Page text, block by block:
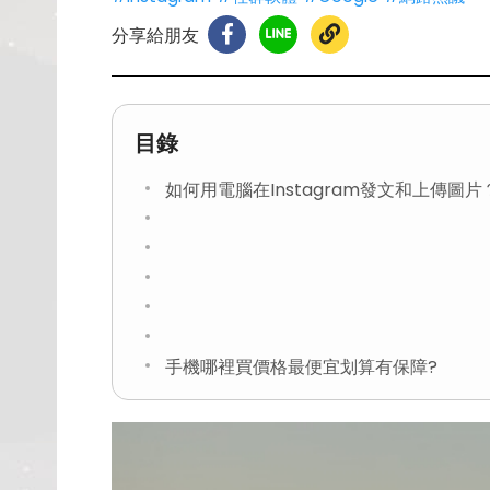
分享給朋友
目錄
如何用電腦在Instagram發文和上傳圖片
手機哪裡買價格最便宜划算有保障?